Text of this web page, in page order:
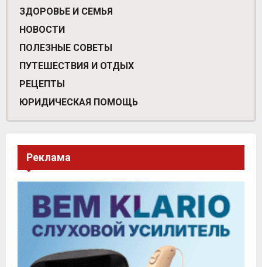
ЗДОРОВЬЕ И СЕМЬЯ
НОВОСТИ
ПОЛЕЗНЫЕ СОВЕТЫ
ПУТЕШЕСТВИЯ И ОТДЫХ
РЕЦЕПТЫ
ЮРИДИЧЕСКАЯ ПОМОЩЬ
Реклама